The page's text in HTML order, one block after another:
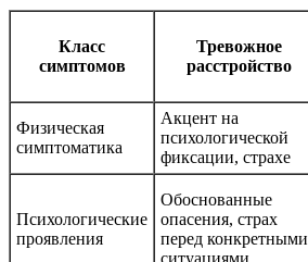
Класс
симптомов
Тревожное
расстройство
Физическая
симптоматика
Акцент на
психологической
фиксации, страхе
Психологические
проявления
Обоснованные
опасения, страх
перед конкретными